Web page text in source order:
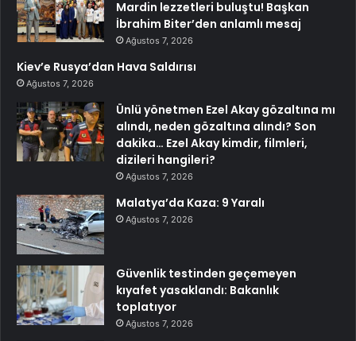
Mardin lezzetleri buluştu! Başkan
İbrahim Biter’den anlamlı mesaj
Ağustos 7, 2026
Kiev’e Rusya’dan Hava Saldırısı
Ağustos 7, 2026
Ünlü yönetmen Ezel Akay gözaltına mı
alındı, neden gözaltına alındı? Son
dakika… Ezel Akay kimdir, filmleri,
dizileri hangileri?
Ağustos 7, 2026
Malatya’da Kaza: 9 Yaralı
Ağustos 7, 2026
Güvenlik testinden geçemeyen
kıyafet yasaklandı: Bakanlık
toplatıyor
Ağustos 7, 2026